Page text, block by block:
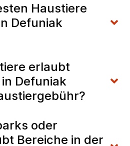
Haustiere
Defuniak
erlaubt
Defuniak
oder
Bereiche in der